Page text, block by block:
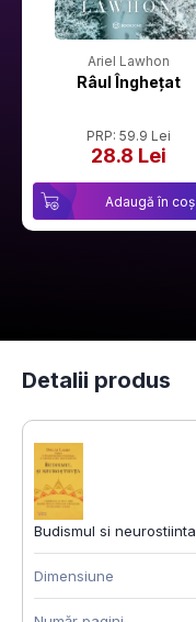
Ariel Lawhon
Râul Înghețat
PRP: 59.9 Lei
28.8 Lei
Adaugă în coș
Detalii produs
Budismul si neurostiinta
Dimensiune